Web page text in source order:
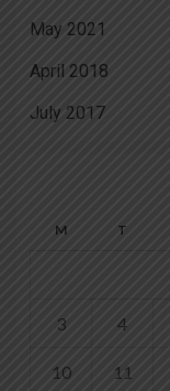
May 2021
April 2018
July 2017
M T
3 4
10 11